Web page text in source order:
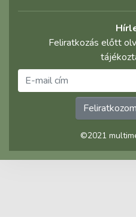
Feliratkozás előtt
©2021